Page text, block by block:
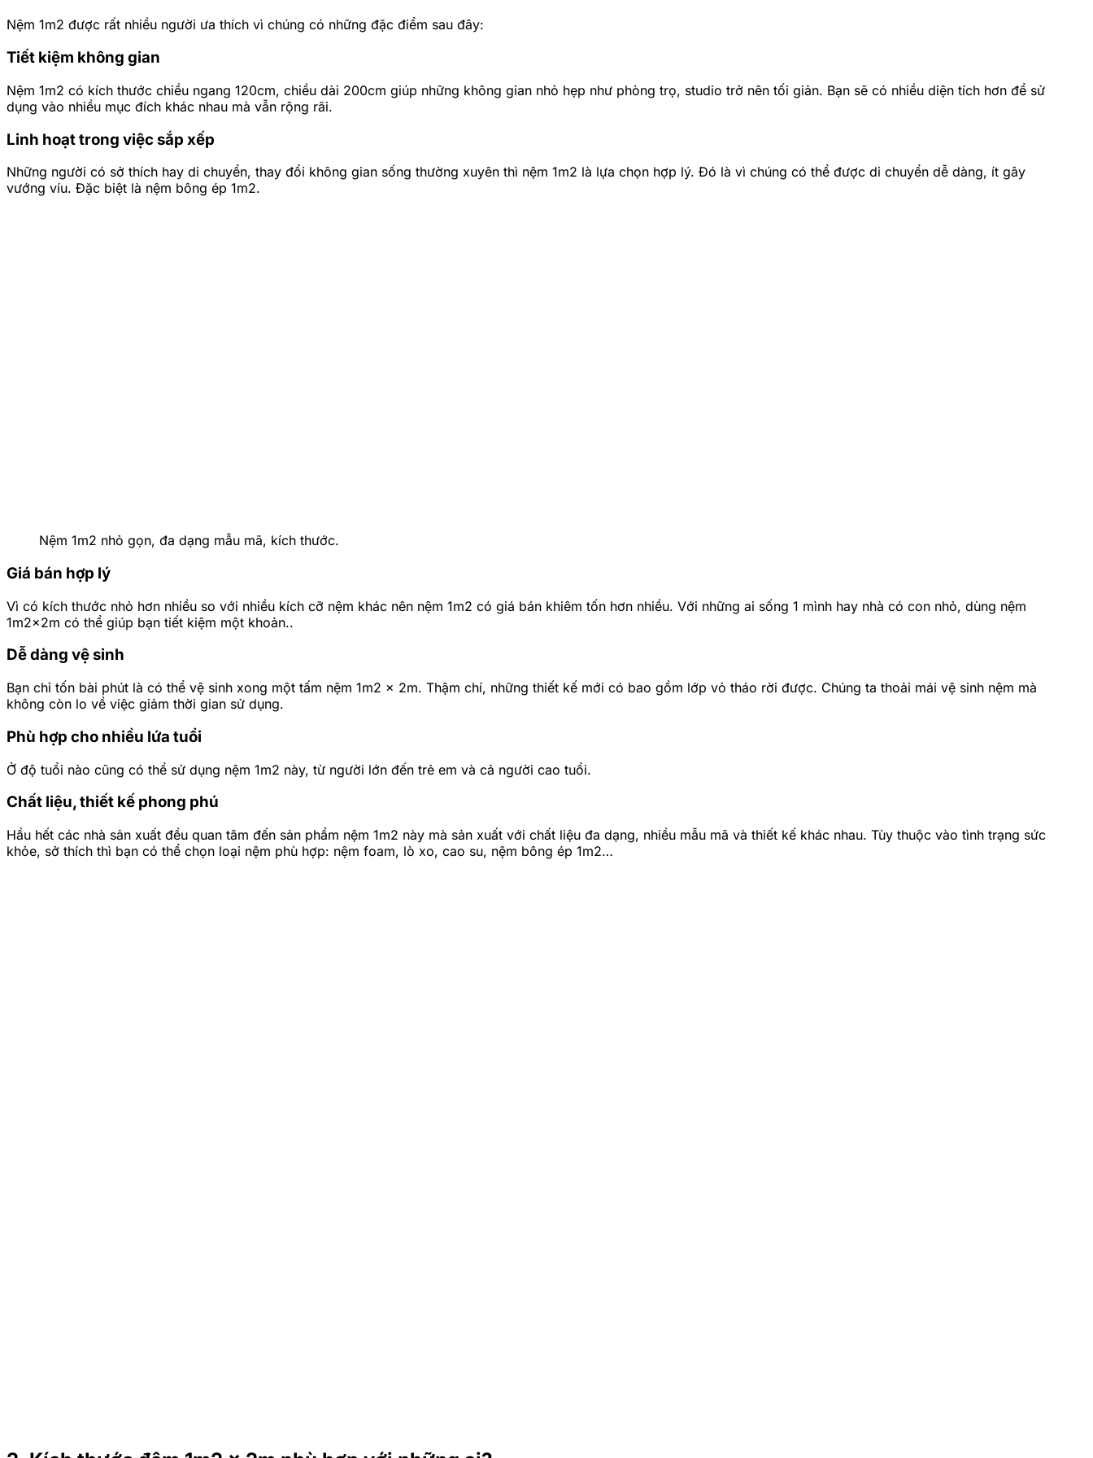
Nệm 1m2 được rất nhiều người ưa thích vì chúng có những đặc điểm sau đây:
Tiết kiệm không gian
Nệm 1m2 có kích thước chiều ngang 120cm, chiều dài 200cm giúp những không gian nhỏ hẹp như phòng trọ, studio trở nên tối giản. Bạn sẽ có nhiều diện tích hơn để sử
dụng vào nhiều mục đích khác nhau mà vẫn rộng rãi.
Linh hoạt trong việc sắp xếp
Những người có sở thích hay di chuyển, thay đổi không gian sống thường xuyên thì nệm 1m2 là lựa chọn hợp lý. Đó là vì chúng có thể được di chuyển dễ dàng, ít gây
vướng víu. Đặc biệt là nệm bông ép 1m2.
Nệm 1m2 nhỏ gọn, đa dạng mẫu mã, kích thước.
Giá bán hợp lý
Vì có kích thước nhỏ hơn nhiều so với nhiều kích cỡ nệm khác nên nệm 1m2 có giá bán khiêm tốn hơn nhiều. Với những ai sống 1 mình hay nhà có con nhỏ, dùng nệm
1m2x2m có thể giúp bạn tiết kiệm một khoản..
Dễ dàng vệ sinh
Bạn chỉ tốn bài phút là có thể vệ sinh xong một tấm nệm 1m2 x 2m. Thậm chí, những thiết kế mới có bao gồm lớp vỏ tháo rời được. Chúng ta thoải mái vệ sinh nệm mà
không còn lo về việc giảm thời gian sử dụng.
Phù hợp cho nhiều lứa tuổi
Ở độ tuổi nào cũng có thể sử dụng nệm 1m2 này, từ người lớn đến trẻ em và cả người cao tuổi.
Chất liệu, thiết kế phong phú
Hầu hết các nhà sản xuất đều quan tâm đến sản phẩm nệm 1m2 này mà sản xuất với chất liệu đa dạng, nhiều mẫu mã và thiết kế khác nhau. Tùy thuộc vào tình trạng sức
khỏe, sở thích thì bạn có thể chọn loại nệm phù hợp: nệm foam, lò xo, cao su, nệm bông ép 1m2…